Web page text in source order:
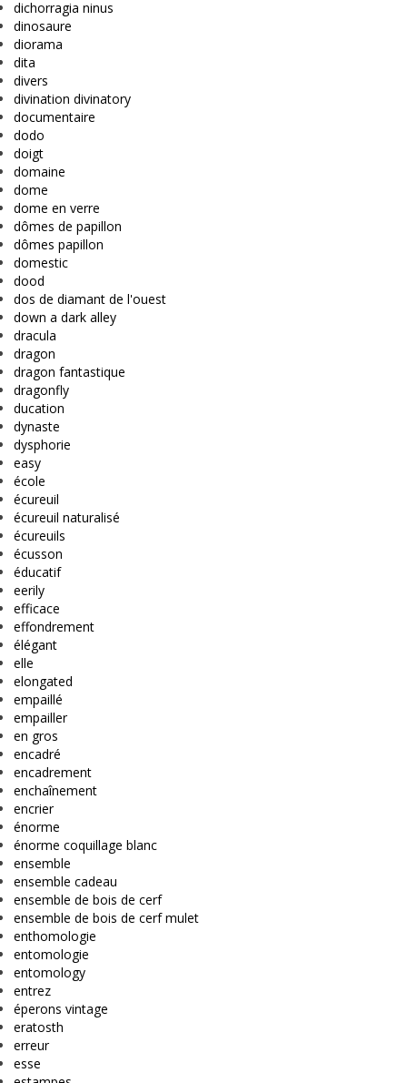
dichorragia ninus
dinosaure
diorama
dita
divers
divination divinatory
documentaire
dodo
doigt
domaine
dome
dome en verre
dômes de papillon
dômes papillon
domestic
dood
dos de diamant de l'ouest
down a dark alley
dracula
dragon
dragon fantastique
dragonfly
ducation
dynaste
dysphorie
easy
école
écureuil
écureuil naturalisé
écureuils
écusson
éducatif
eerily
efficace
effondrement
élégant
elle
elongated
empaillé
empailler
en gros
encadré
encadrement
enchaînement
encrier
énorme
énorme coquillage blanc
ensemble
ensemble cadeau
ensemble de bois de cerf
ensemble de bois de cerf mulet
enthomologie
entomologie
entomology
entrez
éperons vintage
eratosth
erreur
esse